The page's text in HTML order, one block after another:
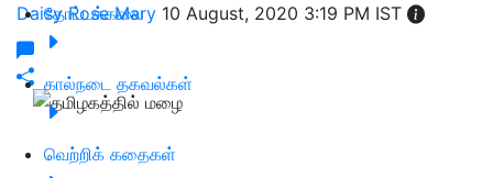
தோட்டக்கலை
கால்நடை தகவல்கள்
வெற்றிக் கதைகள்
Daisy Rose Mary 10 August, 2020 3:19 PM IST